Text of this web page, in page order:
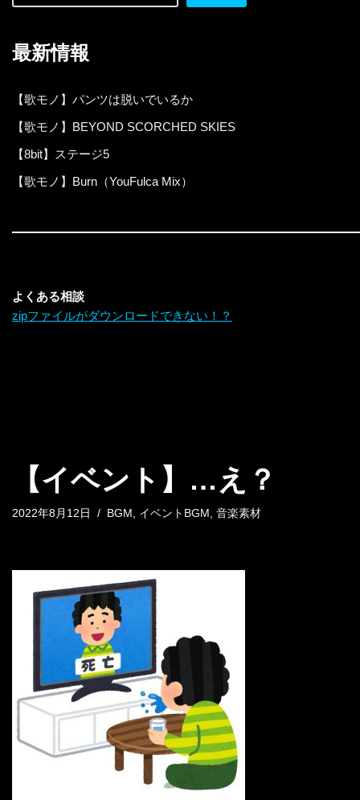
最新情報
【歌モノ】パンツは脱いでいるか
【歌モノ】BEYOND SCORCHED SKIES
【8bit】ステージ5
【歌モノ】Burn（YouFulca Mix）
よくある相談
zipファイルがダウンロードできない！？
【イベント】…え？
2022年8月12日 BGM , イベントBGM , 音楽素材